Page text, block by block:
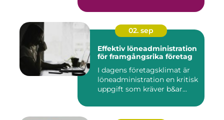
02. sep
Effektiv löneadministration
för framgångsrika företag
I dagens företagsklimat är
löneadministration en kritisk
uppgift som kräver b&ar...